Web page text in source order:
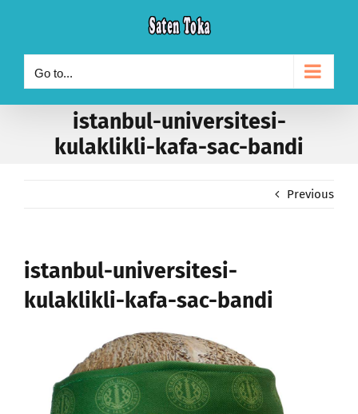
content
Go to...
istanbul-universitesi-
kulaklikli-kafa-sac-bandi
Previous
istanbul-universitesi-
kulaklikli-kafa-sac-bandi